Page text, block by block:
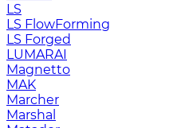
LS
LS FlowForming
LS Forged
LUMARAI
Magnetto
MAK
Marcher
Marshal